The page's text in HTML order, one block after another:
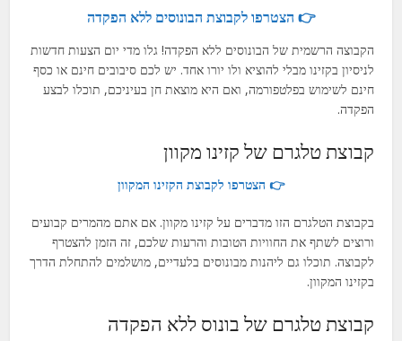
👉 הצטרפו לקבוצת הבונוסים ללא הפקדה
הקבוצה הרשמית של הבונוסים ללא הפקדה! גלו מדי יום הצעות חדשות
לניסיון בקזינו מבלי להוציא ולו יורו אחד. יש לכם סיבובים חינם או כסף
חינם לשימוש בפלטפורמה, ואם היא מוצאת חן בעיניכם, תוכלו לבצע
הפקדה.
קבוצת טלגרם של קזינו מקוון
👉 הצטרפו לקבוצת הקזינו המקוון
בקבוצת הטלגרם הזו מדברים על קזינו מקוון. אם אתם מהמרים קבועים
ורוצים לשתף את החוויות הטובות והרעות שלכם, זה הזמן להצטרף
לקבוצה. תוכלו גם ליהנות מבונוסים בלעדיים, מושלמים להתחלת הדרך
בקזינו המקוון.
קבוצת טלגרם של בונוס ללא הפקדה